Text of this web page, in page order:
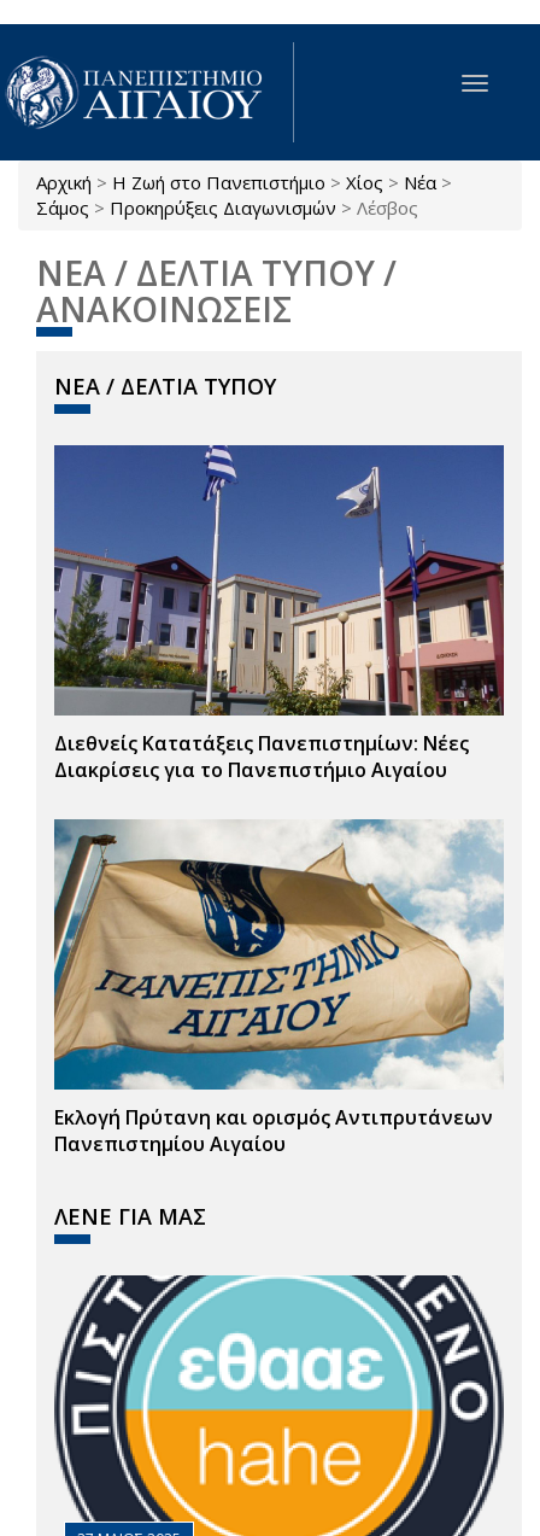
Παράκαμψη προς το κυρίως περιεχόμενο
Toggle
Είστε εδώ
Αρχική > Η Ζωή στο Πανεπιστήμιο > Χίος > Νέα >
Σάμος > Προκηρύξεις Διαγωνισμών > Λέσβος
ΝΕΑ / ΔΕΛΤΙΑ ΤΥΠΟΥ /
ΑΝΑΚΟΙΝΩΣΕΙΣ
ΝΕΑ / ΔΕΛΤΙΑ ΤΥΠΟΥ
Διεθνείς Κατατάξεις Πανεπιστημίων: Νέες
Διακρίσεις για το Πανεπιστήμιο Αιγαίου
Εκλογή Πρύτανη και ορισμός Αντιπρυτάνεων
Πανεπιστημίου Αιγαίου
ΛΕΝΕ ΓΙΑ ΜΑΣ